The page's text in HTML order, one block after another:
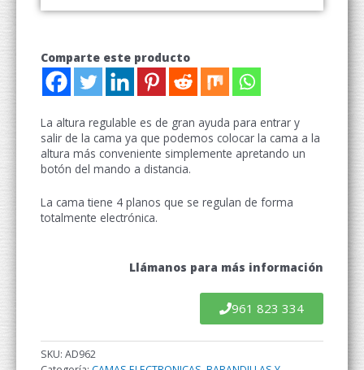
Comparte este producto
La altura regulable es de gran ayuda para entrar y
salir de la cama ya que podemos colocar la cama a la
altura más conveniente simplemente apretando un
botón del mando a distancia.
La cama tiene 4 planos que se regulan de forma
totalmente electrónica.
Llámanos para más información
961 823 334
SKU: AD962